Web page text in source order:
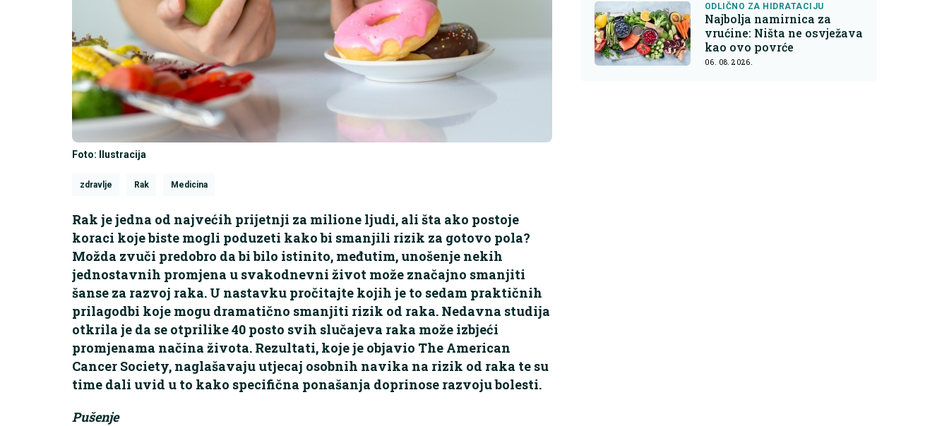
Foto: Ilustracija
zdravlje Rak Medicina
Rak je jedna od najvećih prijetnji za milione ljudi, ali šta ako postoje
koraci koje biste mogli poduzeti kako bi smanjili rizik za gotovo pola?
Možda zvuči predobro da bi bilo istinito, međutim, unošenje nekih
jednostavnih promjena u svakodnevni život može značajno smanjiti
šanse za razvoj raka. U nastavku pročitajte kojih je to sedam praktičnih
prilagodbi koje mogu dramatično smanjiti rizik od raka. Nedavna studija
otkrila je da se otprilike 40 posto svih slučajeva raka može izbjeći
promjenama načina života. Rezultati, koje je objavio The American
Cancer Society, naglašavaju utjecaj osobnih navika na rizik od raka te su
time dali uvid u to kako specifična ponašanja doprinose razvoju bolesti.
Pušenje
ODLIČNO ZA HIDRATACIJU
Najbolja namirnica za
vrućine: Ništa ne osvježava
kao ovo povrće
06. 08. 2026.